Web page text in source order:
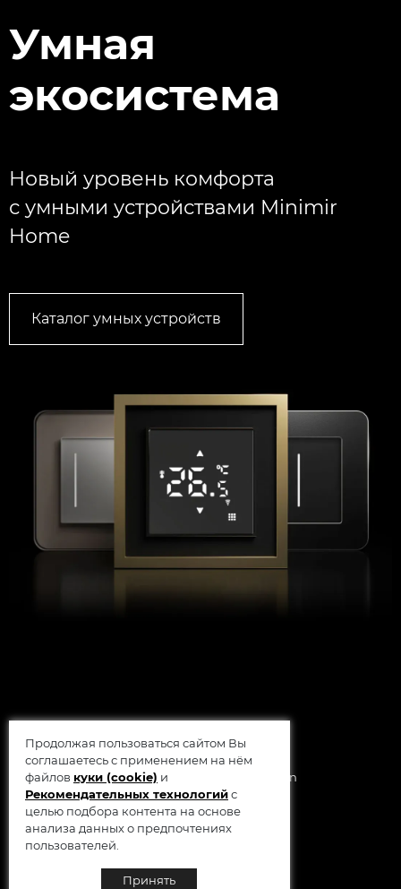
Умная
экосистема
Новый уровень комфорта
с умными устройствами Minimir
Home
Каталог умных устройств
© 2014 - 2026 Werkel AB, Sweden
Продолжая пользоваться сайтом Вы
соглашаетесь с применением на нём
файлов куки (cookie) и
Рекомендательных технологийс
целью подбора контента на основе
анализа данных о предпочтениях
пользователей.
Принять